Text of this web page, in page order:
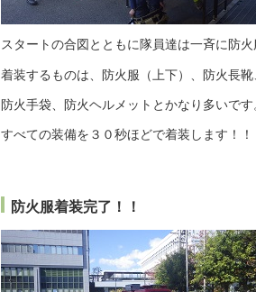
スタートの合図とともに隊員達は一斉に防火
着装するものは、防火服（上下）、防火長靴
防火手袋、防火ヘルメットとかなり多いです
すべての装備を３０秒ほどで着装します！！
防火服着装完了！！